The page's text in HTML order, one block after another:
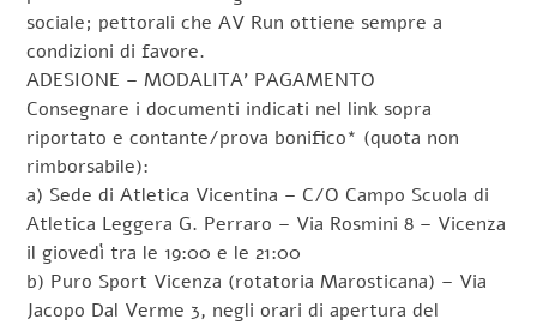
sociale; pettorali che AV Run ottiene sempre a
condizioni di favore.
ADESIONE – MODALITA’ PAGAMENTO
Consegnare i documenti indicati nel link sopra
riportato e contante/prova bonifico* (quota non
rimborsabile):
a) Sede di Atletica Vicentina – C/O Campo Scuola di
Atletica Leggera G. Perraro – Via Rosmini 8 – Vicenza
il giovedì tra le 19:00 e le 21:00
b) Puro Sport Vicenza (rotatoria Marosticana) – Via
Jacopo Dal Verme 3, negli orari di apertura del